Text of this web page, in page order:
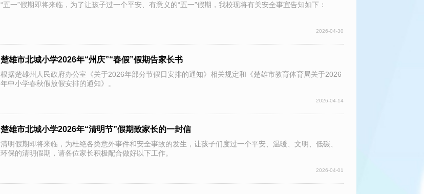
“五一”假期即将来临，为了让孩子过一个平安、有意义的“五一”假期，我校现将有关安全事宜告知如下：
2026-04-30
楚雄市北城小学2026年“州庆”“春假”假期告家长书
根据楚雄州人民政府办公室《关于2026年部分节假日安排的通知》相关规定和《楚雄市教育体育局关于2026
年中小学春秋假放假安排的通知》。
2026-04-14
楚雄市北城小学2026年“清明节”假期致家长的一封信
清明假期即将来临，为杜绝各类意外事件和安全事故的发生，让孩子们度过一个平安、温暖、文明、低碳、
环保的清明假期，请各位家长积极配合做好以下工作。
2026-04-01